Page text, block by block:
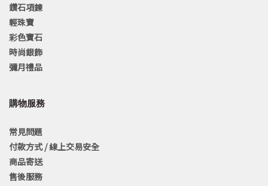
鑽石項鍊
輕珠寶
彩色寶石
時尚銀飾
彌月禮品
購物服務
常見問題
付款方式 / 線上交易安全
商品寄送
售後服務